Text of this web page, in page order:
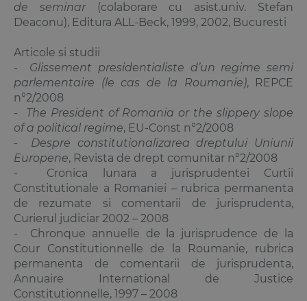
de seminar(colaborare cu asist.univ. Stefan
Deaconu), Editura ALL-Beck, 1999, 2002, Bucuresti
Articole si studii
- Glissement presidentialiste d’un regime semi
parlementaire (le cas de la Roumanie), REPCE
n°2/2008
- The President of Romania or the slippery slope
of a political regime, EU-Const n°2/2008
- Despre constitutionalizarea dreptului Uniunii
Europene, Revista de drept comunitar n°2/2008
- Cronica lunara a jurisprudentei Curtii
Constitutionale a Romaniei – rubrica permanenta
de rezumate si comentarii de jurisprudenta,
Curierul judiciar 2002 – 2008
- Chronque annuelle de la jurisprudence de la
Cour Constitutionnelle de la Roumanie, rubrica
permanenta de comentarii de jurisprudenta,
Annuaire International de Justice
Constitutionnelle, 1997 – 2008